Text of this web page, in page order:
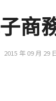
商
2015 年 09 月 29